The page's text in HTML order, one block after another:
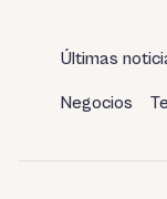
Últimas
Negocios